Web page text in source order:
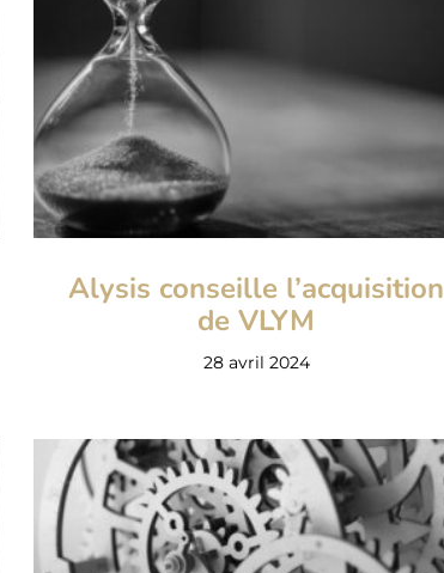
Alysis conseille l’acquisition
de VLYM
28 avril 2024